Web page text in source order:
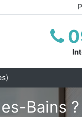
Bains ?